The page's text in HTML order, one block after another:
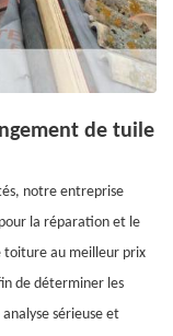
de tuile
notre entreprise
la réparation et le
toiture au meilleur prix
de déterminer les
sérieuse et